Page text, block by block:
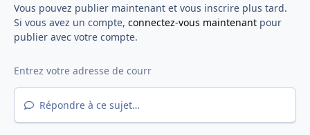
Vous pouvez publier maintenant et vous inscrire plus tard.
Si vous avez un compte, connectez-vous maintenantpour
publier avec votre compte.
Répondre à ce sujet…